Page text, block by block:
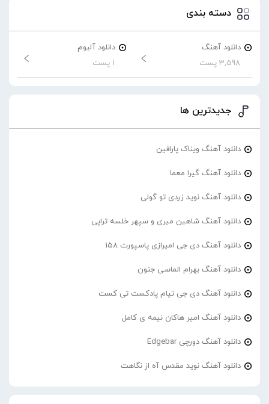
دسته بندی
دانلود آهنگ
3,598 پست
دانلود آلبوم
1 پست
جدیدترین ها
دانلود آهنگ ویناک پارافین
دانلود آهنگ گیرا معما
دانلود آهنگ نوید زردی تو گولی
دانلود آهنگ شاهین میری و سپهر خلسه تراپی
دانلود آهنگ دی جی امیرازی پاسپورت 158
دانلود آهنگ بهرام الماسی جنون
دانلود آهنگ دی جی تیام پادکست تی کست
دانلود آهنگ امیر هاکان نیمه ی کامل
دانلود آهنگ دورچی Edgebar
دانلود آهنگ نوید مقدس آه از نگاهت